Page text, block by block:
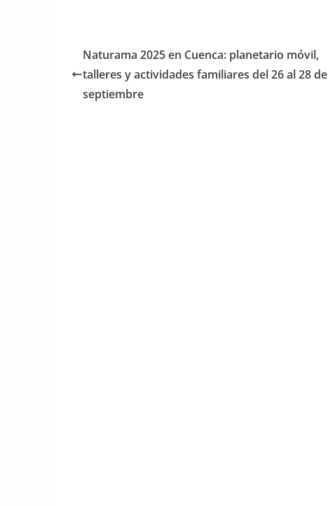
e
b
o
er s
A
Naturama 2025 en Cuenca: planetario móvil,
talleres y actividades familiares del 26 al 28 de
septiembre